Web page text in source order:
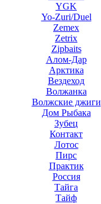
YGK
Yo-Zuri/Duel
Zemex
Zetrix
Zipbaits
Алом-Дар
Арктика
Вездеход
Волжанка
Волжские джиги
Дом Рыбака
Зубец
Контакт
Лотос
Пирс
Практик
Россия
Тайга
Тайф